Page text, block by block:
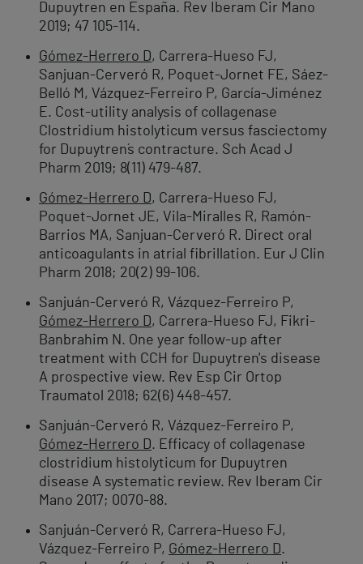
Dupuytren en España. Rev Iberam Cir Mano
2019; 47 105-114.
Gómez-Herrero D, Carrera-Hueso FJ,
Sanjuan-Cerveró R, Poquet-Jornet FE, Sáez-
Belló M, Vázquez-Ferreiro P, García-Jiménez
E. Cost-utility analysis of collagenase
Clostridium histolyticum versus fasciectomy
for Dupuytren´s contracture. Sch Acad J
Pharm 2019; 8(11) 479-487.
Gómez-Herrero D, Carrera-Hueso FJ,
Poquet-Jornet JE, Vila-Miralles R, Ramón-
Barrios MA, Sanjuan-Cerveró R. Direct oral
anticoagulants in atrial fibrillation. Eur J Clin
Pharm 2018; 20(2) 99-106.
Sanjuán-Cerveró R, Vázquez-Ferreiro P,
Gómez-Herrero D, Carrera-Hueso FJ, Fikri-
Banbrahim N. One year follow-up after
treatment with CCH for Dupuytren's disease
A prospective view. Rev Esp Cir Ortop
Traumatol 2018; 62(6) 448-457.
Sanjuán-Cerveró R, Vázquez-Ferreiro P,
Gómez-Herrero D. Efficacy of collagenase
clostridium histolyticum for Dupuytren
disease A systematic review. Rev Iberam Cir
Mano 2017; 0070-88.
Sanjuán-Cerveró R, Carrera-Hueso FJ,
Vázquez-Ferreiro P, Gómez-Herrero D.